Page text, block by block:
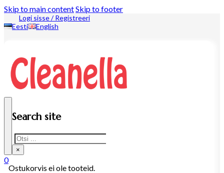
Skip to main contentSkip to footer
Logi sisse / Registreeri
Eesti
English
Search site
Search
×
0
Ostukorvis ei ole tooteid.